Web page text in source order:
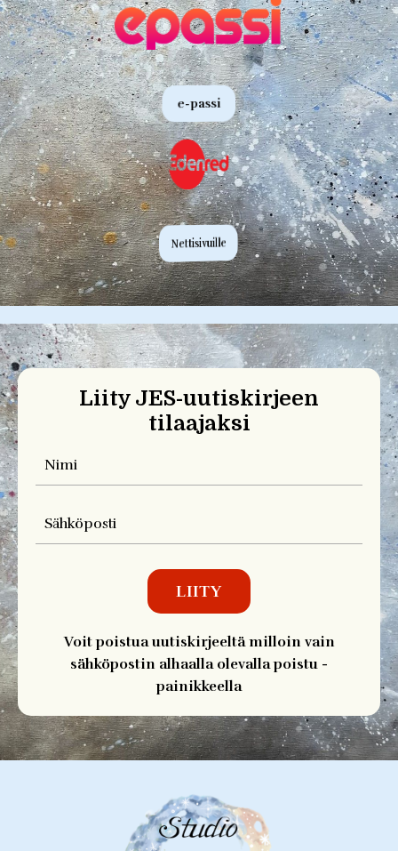
e-passi
Nettisivuille
Liity JES-uutiskirjeen
tilaajaksi
LIITY
Voit poistua uutiskirjeeltä milloin vain
sähköpostin alhaalla olevalla poistu -
painikkeella